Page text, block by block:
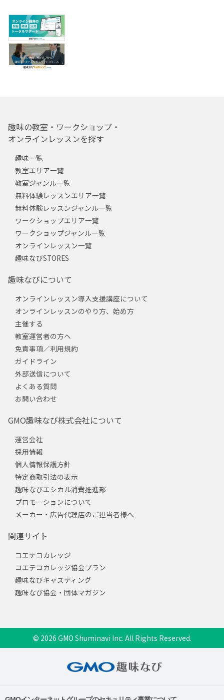
趣味の教室・ワークショップ・
オンラインレッスンを探す
趣味一覧
教室エリア一覧
教室ジャンル一覧
無料体験レッスンエリア一覧
無料体験レッスンジャンル一覧
ワークショップエリア一覧
ワークショップジャンル一覧
オンラインレッスン一覧
趣味なびSTORES
趣味なびについて
オンラインレッスン導入支援講座について
オンラインレッスンのやり方、始め方
主催する
教室運営者の方へ
免責事項／利用規約
ガイドライン
外部送信について
よくある質問
お問い合わせ
GMO趣味なび株式会社について
運営会社
採用情報
個人情報保護方針
特定商取引法の表示
趣味なびエシカル消費推進部
プロモーションについて
メーカー・広告代理店のご担当者様へ
関連サイト
コエテコカレッジ
コエテコカレッジ協会プラン
趣味なびキャスティング
趣味なび協会・団体マガジン
© 2026 GMO Shuminavi Inc. All Rights Reserved.